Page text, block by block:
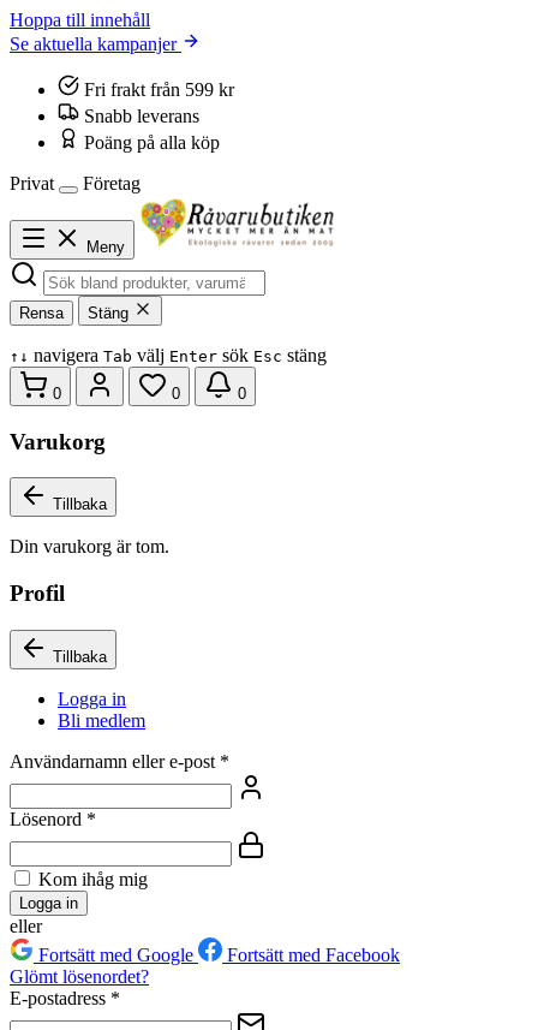
Hoppa till innehåll
Se aktuella kampanjer
Fri frakt från 599 kr
Snabb leverans
Poäng på alla köp
Privat
Företag
Meny
Rensa Stäng
↑ ↓ navigera Tab välj Enter sök Esc stäng
0 0 0
Varukorg
Tillbaka
Din varukorg är tom.
Profil
Tillbaka
Logga in
Bli medlem
Användarnamn eller e-post *
Lösenord *
Kom ihåg mig
Logga in
eller
Fortsätt med Google
Fortsätt med Facebook
Glömt lösenordet?
E-postadress *